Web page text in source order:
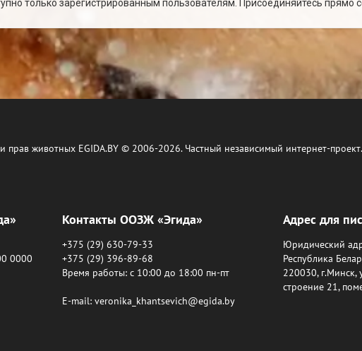
только зарегистрированным пользователям. Присоединяйтесь прямо
прав животных EGIDA.BY © 2006-2026. Частный независимый интернет-
0000
Контакты ООЗЖ «Эгида»
+375 (29) 630-79-33
+375 (29) 396-89-68
Время работы: c 10:00 до 18:00 пн-пт
E-mail: veronika_khantsevich@egida.by
Адрес для
Юридический
Республика
220030, г.Минск,
строение 21,